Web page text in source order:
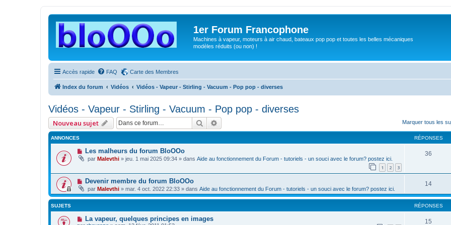
1er Forum Francophone
Machines à vapeur, moteurs à air chaud, bateaux pop pop et toutes les belles mécaniques
modèles réduits (ou non) !
Accès rapide FAQ Carte des Membres
Index du forum Vidéos Vidéos - Vapeur - Stirling - Vacuum - Pop pop - diverses
Vidéos - Vapeur - Stirling - Vacuum - Pop pop - diverses
Nouveau sujet Rechercher Marquer tous les
ANNONCES RÉPONSES
Les malheurs du forum BloOOo
par Malevthi » jeu. 1 mai 2025 09:34 » dans Aide au fonctionnement du Forum - tutoriels - un souci avec le forum? postez ici.
1 2 3
36
Devenir membre du forum BloOOo
par Malevthi » mar. 4 oct. 2022 22:33 » dans Aide au fonctionnement du Forum - tutoriels - un souci avec le forum? postez ici.
14
SUJETS RÉPONSES
La vapeur, quelques principes en images 15